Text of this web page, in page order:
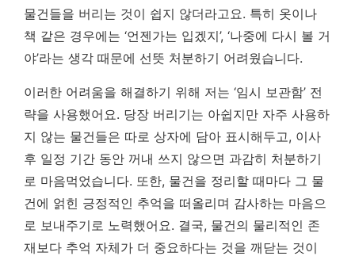
물건들을 버리는 것이 쉽지 않더라고요. 특히 옷이나
책 같은 경우에는 ‘언젠가는 입겠지’, ‘나중에 다시 볼 거
야’라는 생각 때문에 선뜻 처분하기 어려웠습니다.
이러한 어려움을 해결하기 위해 저는 ‘임시 보관함’ 전
략을 사용했어요. 당장 버리기는 아쉽지만 자주 사용하
지 않는 물건들은 따로 상자에 담아 표시해두고, 이사
후 일정 기간 동안 꺼내 쓰지 않으면 과감히 처분하기
로 마음먹었습니다. 또한, 물건을 정리할 때마다 그 물
건에 얽힌 긍정적인 추억을 떠올리며 감사하는 마음으
로 보내주기로 노력했어요. 결국, 물건의 물리적인 존
재보다 추억 자체가 더 중요하다는 것을 깨닫는 것이